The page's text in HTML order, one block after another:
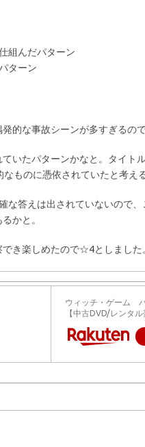
組んだパターン
ターン
的な事故シーンが多すぎるの
いたパターンかなと。タイト
ものに憑依されていたと考え
な答えは出されていないので
かと。
き楽しめたので☆4としました
ウィッチ・ゲーム
【中古DVD/レンタル